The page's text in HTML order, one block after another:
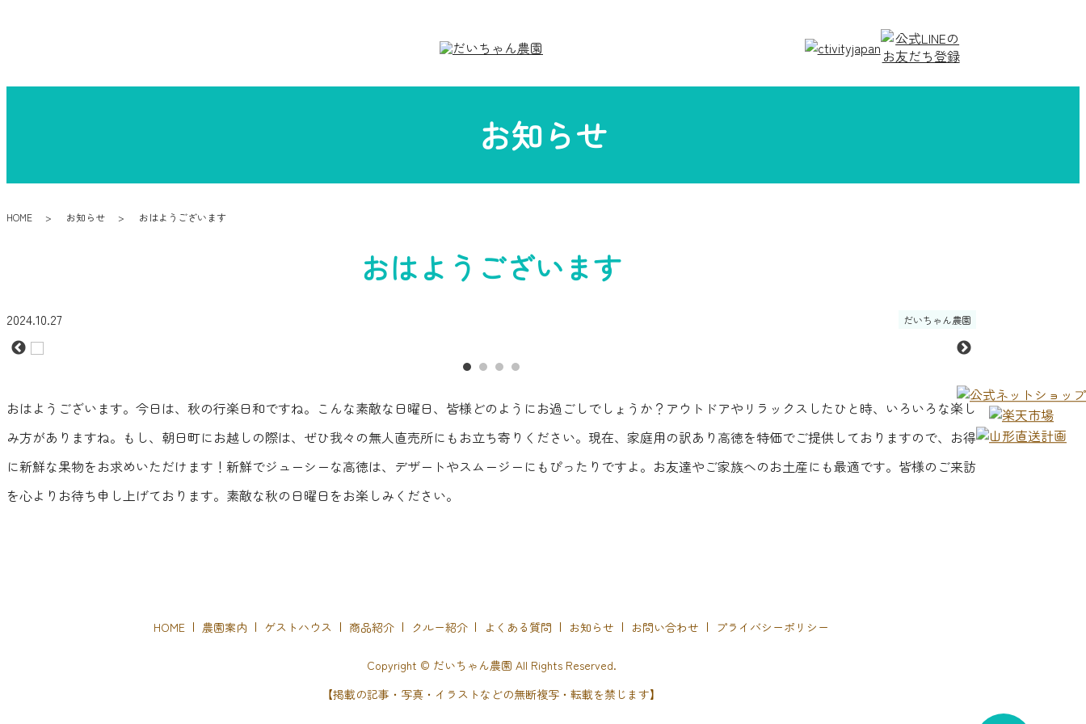
お知らせ
HOME お知らせ おはようございます
おはようございます
2024.10.27 だいちゃん農園
おはようございます。今日は、秋の行楽日和ですね。こんな素敵な日曜日、皆様どのようにお過ごしでしょうか？アウトドアやリラックスしたひと時、いろいろな楽し
み方がありますね。もし、朝日町にお越しの際は、ぜひ我々の無人直売所にもお立ち寄りください。現在、家庭用の訳あり高徳を特価でご提供しておりますので、お得
に新鮮な果物をお求めいただけます！新鮮でジューシーな高徳は、デザートやスムージーにもぴったりですよ。お友達やご家族へのお土産にも最適です。皆様のご来訪
を心よりお待ち申し上げております。素敵な秋の日曜日をお楽しみください。
HOME 農園案内 ゲストハウス 商品紹介 クルー紹介 よくある質問 お知らせ お問い合わせ プライバシーポリシー
Copyright © だいちゃん農園 All Rights Reserved.
【掲載の記事・写真・イラストなどの無断複写・転載を禁じます】